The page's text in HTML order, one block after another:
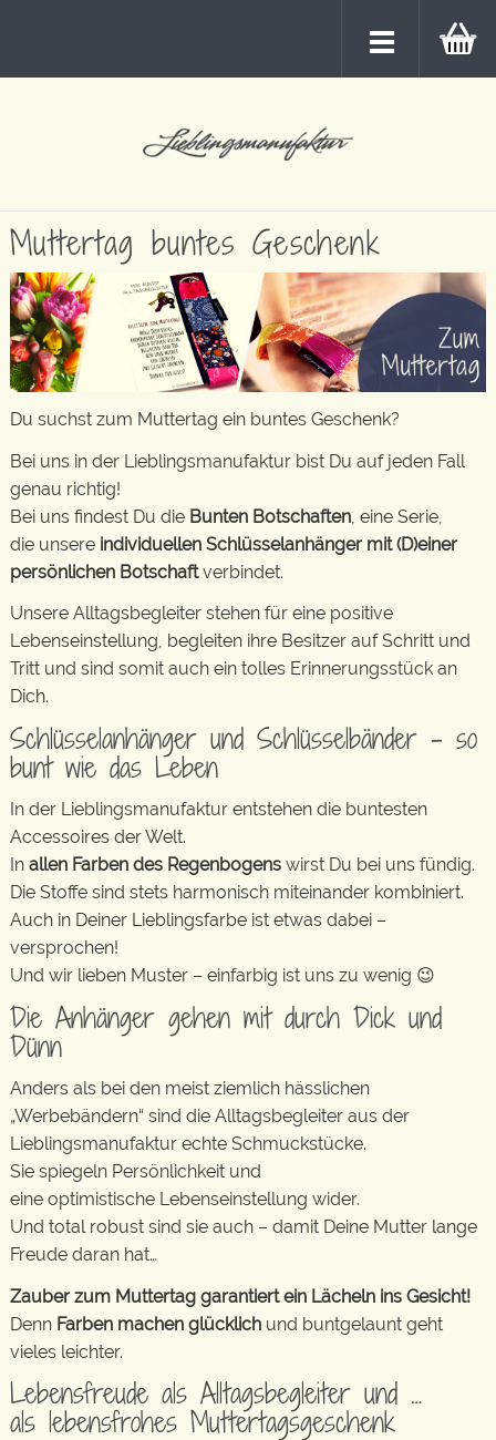
Muttertag buntes Geschenk
Du suchst zum Muttertag ein buntes Geschenk?
Bei uns in der Lieblingsmanufaktur bist Du auf jeden Fall
genau richtig!
Bei uns findest Du die Bunten Botschaften , eine Serie,
die unsere individuellen Schlüsselanhänger mit (D)einer
persönlichen Botschaftverbindet.
Unsere Alltagsbegleiter stehen für eine positive
Lebenseinstellung, begleiten ihre Besitzer auf Schritt und
Tritt und sind somit auch ein tolles Erinnerungsstück an
Dich.
Schlüsselanhänger und Schlüsselbänder – so
bunt wie das Leben
In der Lieblingsmanufaktur entstehen die buntesten
Accessoires der Welt.
In allen Farben des Regenbogens wirst Du bei uns fündig.
Die Stoffe sind stets harmonisch miteinander kombiniert.
Auch in Deiner Lieblingsfarbe ist etwas dabei –
versprochen!
Und wir lieben Muster – einfarbig ist uns zu wenig 😉
Die Anhänger gehen mit durch Dick und
Dünn
Anders als bei den meist ziemlich hässlichen
„Werbebändern“ sind die Alltagsbegleiter aus der
Lieblingsmanufaktur echte Schmuckstücke.
Sie spiegeln Persönlichkeit und
eine optimistische Lebenseinstellung wider.
Und total robust sind sie auch – damit Deine Mutter lange
Freude daran hat…
Zauber zum Muttertag garantiert ein Lächeln ins Gesicht!
Denn Farben machen glücklich und buntgelaunt geht
vieles leichter.
Lebensfreude als Alltagsbegleiter und …
als lebensfrohes Muttertagsgeschenk